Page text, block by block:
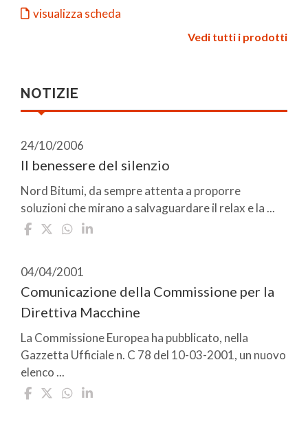
visualizza scheda
Vedi tutti i prodotti
NOTIZIE
24/10/2006
Il benessere del silenzio
Nord Bitumi, da sempre attenta a proporre
soluzioni che mirano a salvaguardare il relax e la ...
04/04/2001
Comunicazione della Commissione per la
Direttiva Macchine
La Commissione Europea ha pubblicato, nella
Gazzetta Ufficiale n. C 78 del 10-03-2001, un nuovo
elenco ...